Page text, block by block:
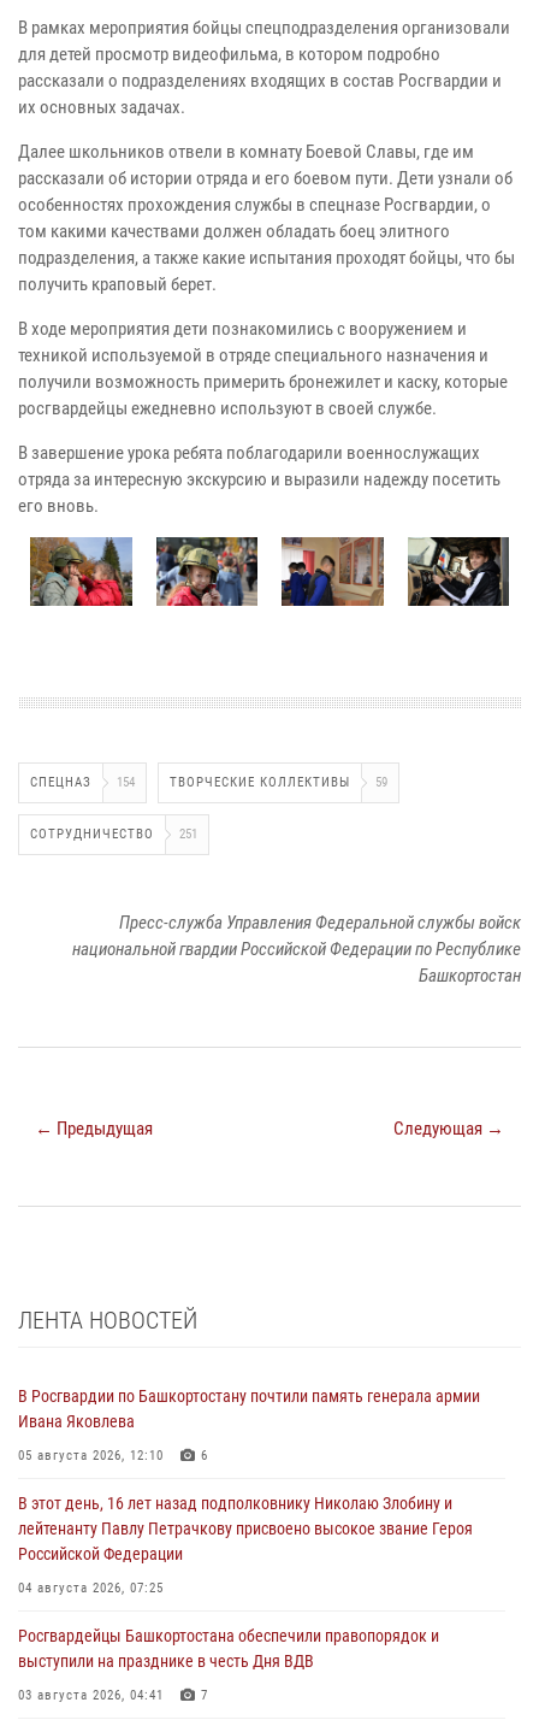
В рамках мероприятия бойцы спецподразделения организовали
для детей просмотр видеофильма, в котором подробно
рассказали о подразделениях входящих в состав Росгвардии и
их основных задачах.
Далее школьников отвели в комнату Боевой Славы, где им
рассказали об истории отряда и его боевом пути. Дети узнали об
особенностях прохождения службы в спецназе Росгвардии, о
том какими качествами должен обладать боец элитного
подразделения, а также какие испытания проходят бойцы, что бы
получить краповый берет.
В ходе мероприятия дети познакомились с вооружением и
техникой используемой в отряде специального назначения и
получили возможность примерить бронежилет и каску, которые
росгвардейцы ежедневно используют в своей службе.
В завершение урока ребята поблагодарили военнослужащих
отряда за интересную экскурсию и выразили надежду посетить
его вновь.
СПЕЦНАЗ 154 ТВОРЧЕСКИЕ КОЛЛЕКТИВЫ 59
СОТРУДНИЧЕСТВО 251
Пресс-служба Управления Федеральной службы войск
национальной гвардии Российской Федерации по Республике
Башкортостан
← Предыдущая Следующая →
ЛЕНТА НОВОСТЕЙ
В Росгвардии по Башкортостану почтили память генерала армии
Ивана Яковлева
05 августа 2026, 12:10 6
В этот день, 16 лет назад подполковнику Николаю Злобину и
лейтенанту Павлу Петрачкову присвоено высокое звание Героя
Российской Федерации
04 августа 2026, 07:25
Росгвардейцы Башкортостана обеспечили правопорядок и
выступили на празднике в честь Дня ВДВ
03 августа 2026, 04:41 7